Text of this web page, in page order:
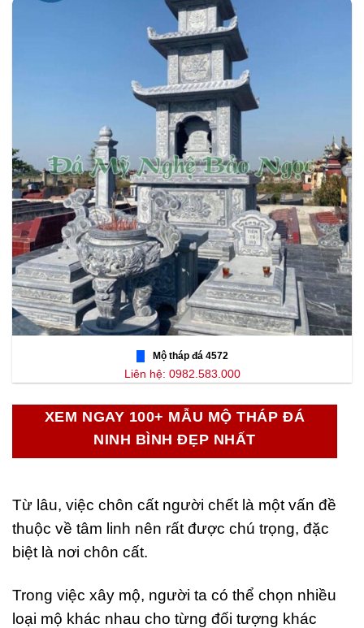
Mộ tháp đá 4572
Liên hệ: 0982.583.000
XEM NGAY 100+ MẪU MỘ THÁP ĐÁ
NINH BÌNH ĐẸP NHẤT
Từ lâu, việc chôn cất người chết là một vấn đề
thuộc về tâm linh nên rất được chú trọng, đặc
biệt là nơi chôn cất.
Trong việc xây mộ, người ta có thể chọn nhiều
loại mộ khác nhau cho từng đối tượng khác